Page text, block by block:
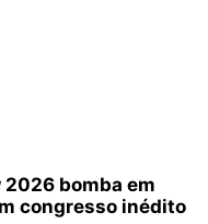
2026 bomba em
congresso inédito